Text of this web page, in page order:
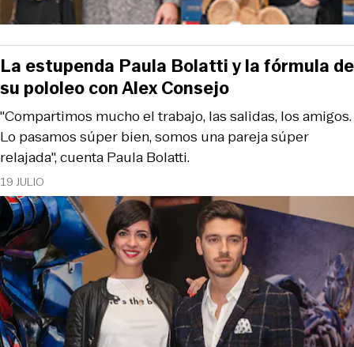
19 JULIO
"Compartimos mucho el trabajo, las salidas, los amigos.
Lo pasamos súper bien, somos una pareja súper
relajada", cuenta Paula Bolatti.
La estupenda Paula Bolatti y la fórmula de
su pololeo con Alex Consejo